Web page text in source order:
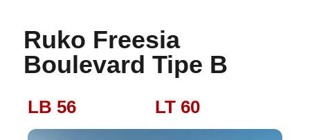
Ruko Freesia
Boulevard Tipe B
LB 56 LT 60